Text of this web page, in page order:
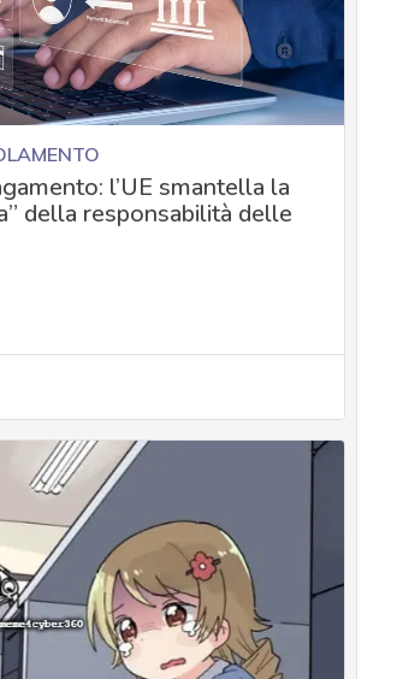
l’UE smantella la
della responsabilità delle